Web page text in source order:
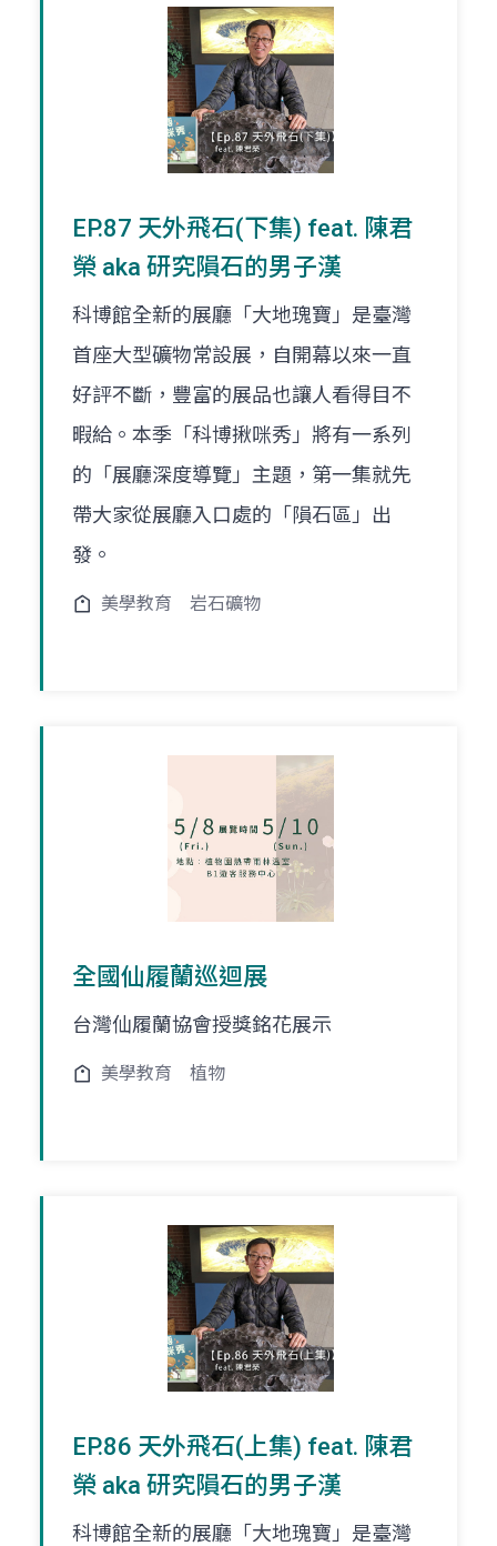
EP.87 天外飛石(下集) feat. 陳君
榮 aka 研究隕石的男子漢
科博館全新的展廳「大地瑰寶」是臺灣
首座大型礦物常設展，自開幕以來一直
好評不斷，豐富的展品也讓人看得目不
暇給。本季「科博揪咪秀」將有一系列
的「展廳深度導覽」主題，第一集就先
帶大家從展廳入口處的「隕石區」出
發。
美學教育 岩石礦物
全國仙履蘭巡迴展
台灣仙履蘭協會授獎銘花展示
美學教育 植物
EP.86 天外飛石(上集) feat. 陳君
榮 aka 研究隕石的男子漢
科博館全新的展廳「大地瑰寶」是臺灣